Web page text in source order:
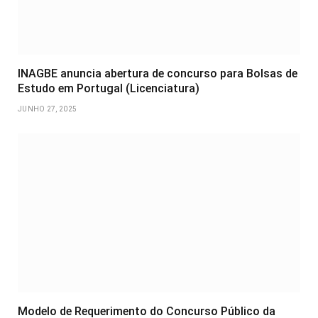
INAGBE anuncia abertura de concurso para Bolsas de
Estudo em Portugal (Licenciatura)
JUNHO 27, 2025
Modelo de Requerimento do Concurso Público da